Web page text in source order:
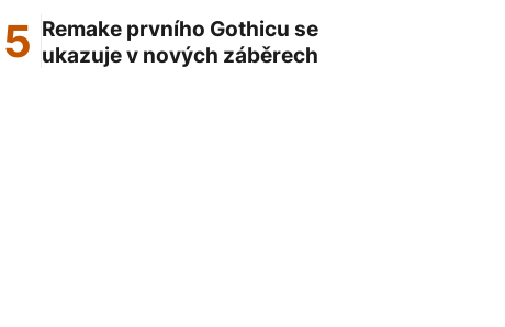
Remake prvního Gothicu se
ukazuje v nových záběrech